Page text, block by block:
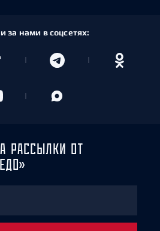
за нами в соцсетях:
РАССЫЛКИ ОТ